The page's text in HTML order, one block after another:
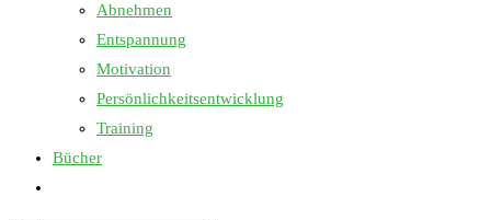
Abnehmen
Entspannung
Motivation
Persönlichkeitsentwicklung
Training
Bücher